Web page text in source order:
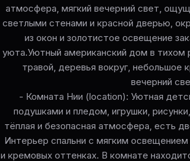
атмосфера, мягкий вечерний свет,
светлыми стенами и красной дверью,
из окон и золотистое освещение
уюта.Уютный американский дом в тихом
травой, деревья вокруг, небольшое
вечерний
- Комната Нии (location): Уютная
подушками и пледом, игрушки,
тёплая и безопасная атмосфера, есть
Интерьер спальни с мягким
и кремовых оттенках. В комнате